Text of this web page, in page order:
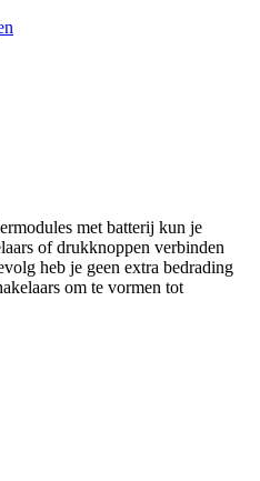
met batterij kun je
of drukknoppen verbinden
heb je geen extra bedrading
om te vormen tot